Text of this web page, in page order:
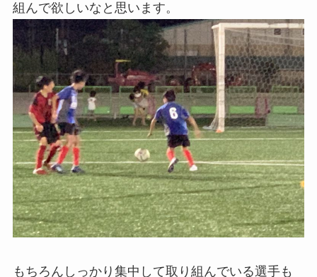
組んで欲しいなと思います。
もちろんしっかり集中して取り組んでいる選手も